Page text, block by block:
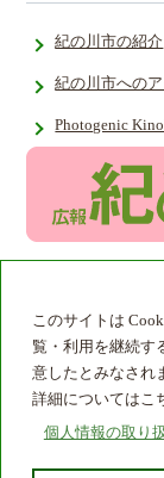
このサイトは
覧・利用を継続す
意したとみなされ
詳細についてはこ
個人情報の取り
紀の川市の紹介
紀の川市への
Photogenic
ウェブアクセ